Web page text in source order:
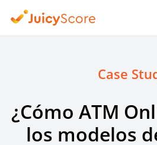
Case
¿Cómo ATM
los modelos